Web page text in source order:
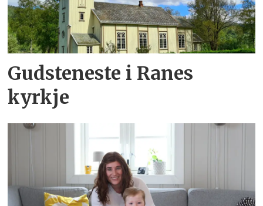
Gudsteneste i Ranes
kyrkje